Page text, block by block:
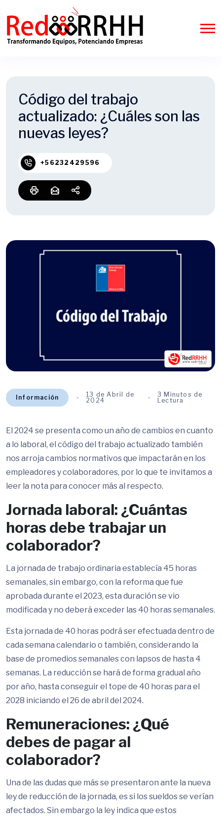
Código del trabajo
actualizado: ¿Cuáles son las
nuevas leyes?
+56232429596
Información
13 de Abril de
2024
3 Minutos de
Lectura
El 2024 se presenta como un año de cambios en cuanto
a lo laboral, el código del trabajo actualizado también
nos arroja cambios normativos que impactarán en los
empleadores y colaboradores, por lo que te invitamos a
leer la nota para conocer más al respecto.
Jornada laboral: ¿Cuántas
horas debe trabajar un
colaborador?
La jornada de trabajo ordinaria establecía 45 horas
semanales, sin embargo, con la reforma que fue
aprobada durante el 2023, esta duración se vio
modificada y no deberá exceder las 40 horas semanales.
Esta jornada de 40 horas podrá ser efectuada dentro de
cada semana calendario o también, considerando la
base de promedios semanales con lapsos de hasta 4
semanas. La reducción se hará de forma gradual año
por año, hasta conseguir el tope de 40 horas para el
2028 iniciando el 26 de abril del 2024.
Remuneraciones: ¿Qué
debes de pagar al
colaborador?
Una de las dudas que más se presentaron ante la nueva
ley de reducción de la jornada, es si los sueldos se verían
afectados. Sin embargo la ley indica que estos